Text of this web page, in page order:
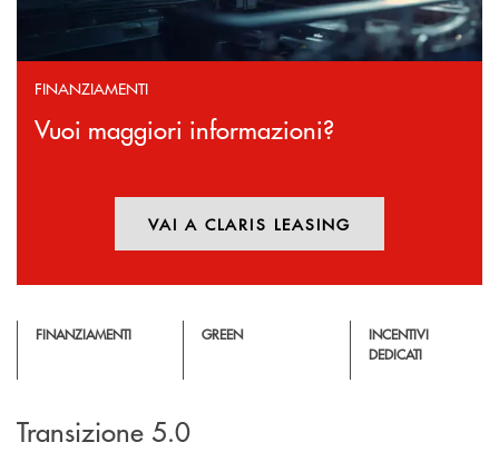
FINANZIAMENTI
Vuoi maggiori informazioni?
VAI A CLARIS LEASING
FINANZIAMENTI GREEN
INCENTIVI
DEDICATI
Transizione 5.0